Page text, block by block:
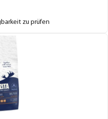
zu prüfen